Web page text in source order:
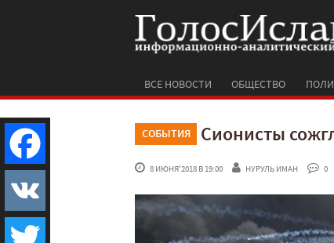
ВСЕ НОВОСТИ ОБЩЕСТВО
СОБЫТИЯ Сионисты
8 ИЮНЯ'2018 В 19:00 НУРУЛЬ ИМАН 0
Facebook
VK